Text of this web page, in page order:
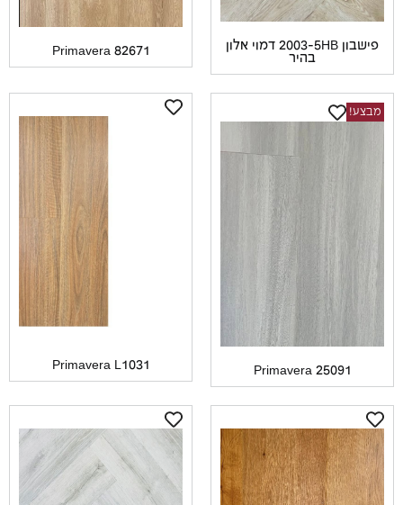
פישבון 2003-5HB דמוי אלון
Primavera 82671
Primavera 25091
Primavera L1031